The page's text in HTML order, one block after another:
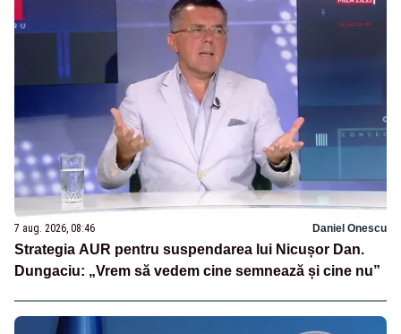
7 aug. 2026, 08:46 Daniel Onescu
Strategia AUR pentru suspendarea lui Nicușor Dan.
Dungaciu: „Vrem să vedem cine semnează și cine nu”